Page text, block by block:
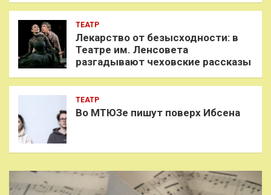
ТЕАТР
Лекарство от безысходности: в
Театре им. Ленсовета
разгадывают чеховские рассказы
ТЕАТР
Во МТЮЗе пишут поверх Ибсена